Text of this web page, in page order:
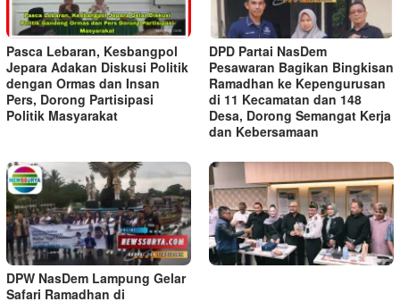
Pasca Lebaran, Kesbangpol
Jepara Adakan Diskusi Politik
dengan Ormas dan Insan
Pers, Dorong Partisipasi
Politik Masyarakat
DPD Partai NasDem
Pesawaran Bagikan Bingkisan
Ramadhan ke Kepengurusan
di 11 Kecamatan dan 148
Desa, Dorong Semangat Kerja
dan Kebersamaan
DPW NasDem Lampung Gelar
Safari Ramadhan di